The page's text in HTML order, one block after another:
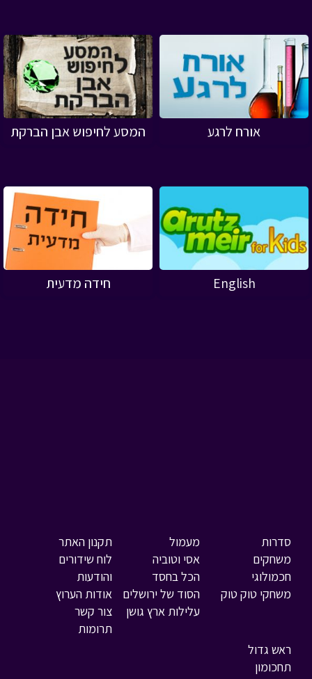
אורח לרגע המסע לחיפוש אבן הברקת
English חידה מדעית
סדרות
משחקים
חכמולוגי
משחקי טוק טוק
מעמול
אסי וטוביה
הכל בחסד
הסוד של ירושלים
עלילות ארץ גושן
ראש גדול
תחכומון
תקנון האתר
לוח שידורים
והודעות
אודות הערוץ
צור קשר
תרומות